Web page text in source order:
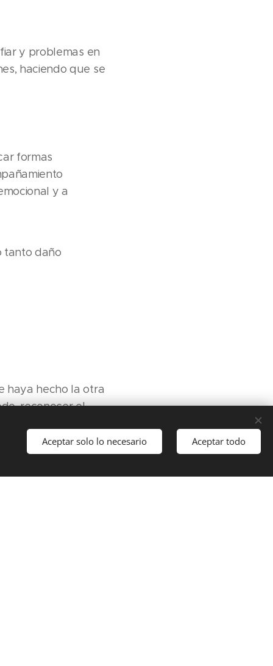
y problemas en
haciendo que se
formas
y a
tanto daño
haya hecho la otra
reconocer el
aferradas al
Aceptar solo lo necesario Aceptar todo